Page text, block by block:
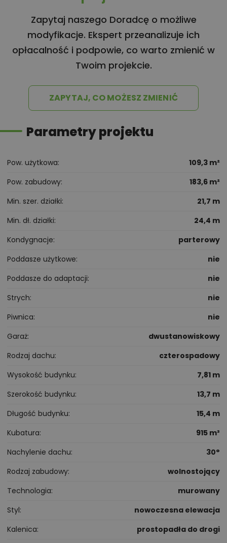
Zapytaj naszego Doradcę o możliwe
modyfikacje. Ekspert przeanalizuje ich
opłacalność i podpowie, co warto zmienić w
Twoim projekcie.
ZAPYTAJ, CO MOŻESZ ZMIENIĆ
Parametry projektu
Pow. użytkowa
109,3 m²
Pow. zabudowy
183,6 m²
Min. szer. działki
21,7 m
Min. dł. działki
24,4 m
Kondygnacje
parterowy
Poddasze użytkowe
nie
Poddasze do adaptacji
nie
Strych
nie
Piwnica
nie
Garaż
dwustanowiskowy
Rodzaj dachu
czterospadowy
Wysokość budynku
7,81 m
Szerokość budynku
13,7 m
Długość budynku
15,4 m
Kubatura
915 m³
Nachylenie dachu
30°
Rodzaj zabudowy
wolnostojący
Technologia
murowany
Styl
nowoczesna elewacja
Kalenica
prostopadła do drogi